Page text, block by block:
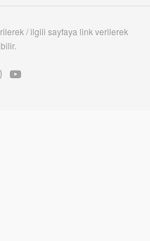
/ ilgili sayfaya link verilerek